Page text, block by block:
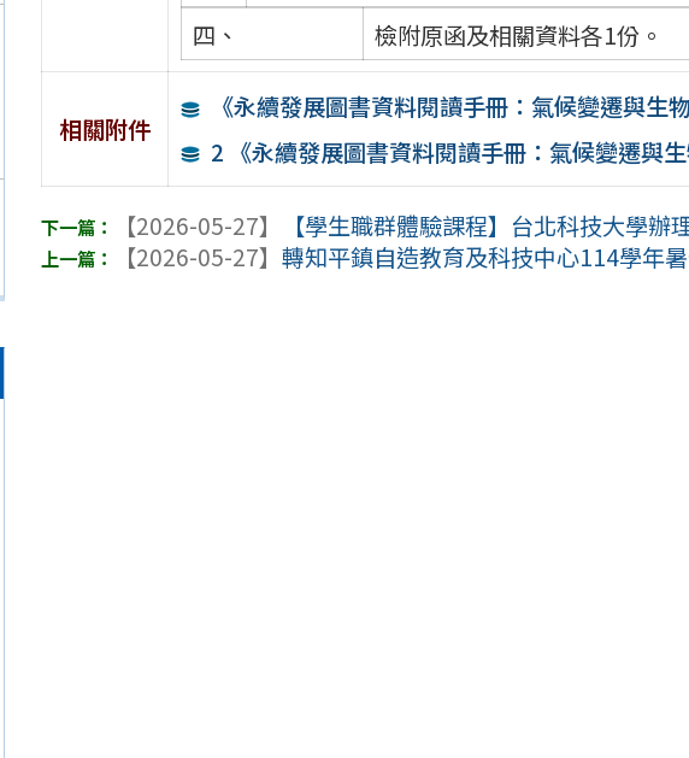
四、
檢附原函及相關資料各1份。
相關附件
《永續發展圖書資料閱讀手冊：氣候變遷與生
2 《永續發展圖書資料閱讀手冊：氣候變遷與
【2026-05-27】
【學生職群體驗課程】台北科技大學辦
【2026-05-27】轉知平鎮自造教育及科技中心114學年